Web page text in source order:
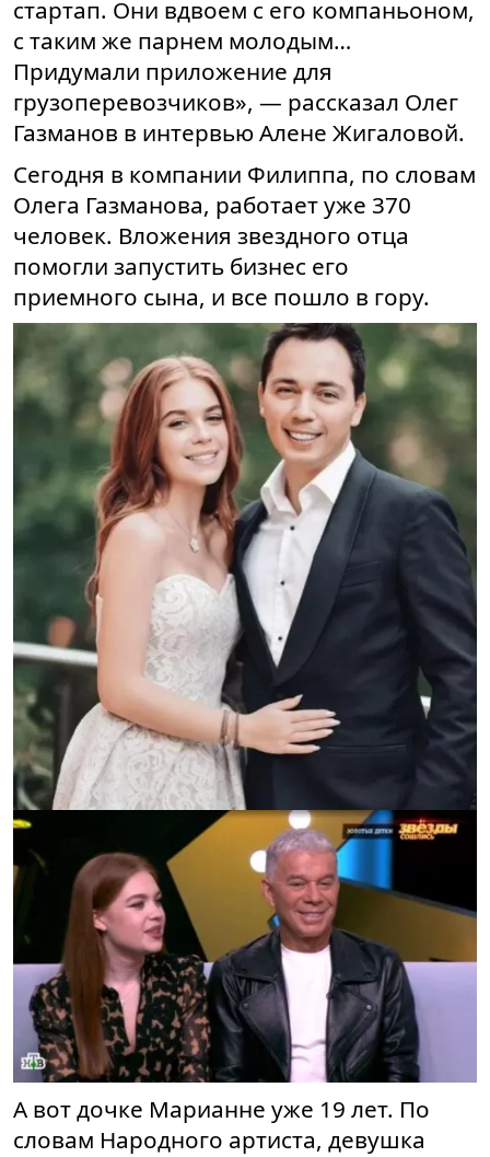
стартап. Они вдвоем с его компаньоном,
с таким же парнем молодым…
Придумали приложение для
грузоперевозчиков», — рассказал Олег
Газманов в интервью Алене Жигаловой.
Сегодня в компании Филиппа, по словам
Олега Газманова, работает уже 370
человек. Вложения звездного отца
помогли запустить бизнес его
приемного сына, и все пошло в гору.
А вот дочке Марианне уже 19 лет. По
словам Народного артиста, девушка